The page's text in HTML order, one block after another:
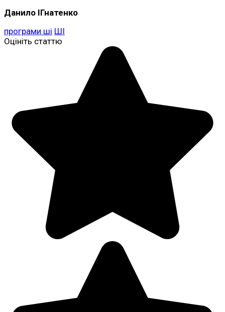
Данило ІГнатенко
програми ші ШІ
Оцініть статтю